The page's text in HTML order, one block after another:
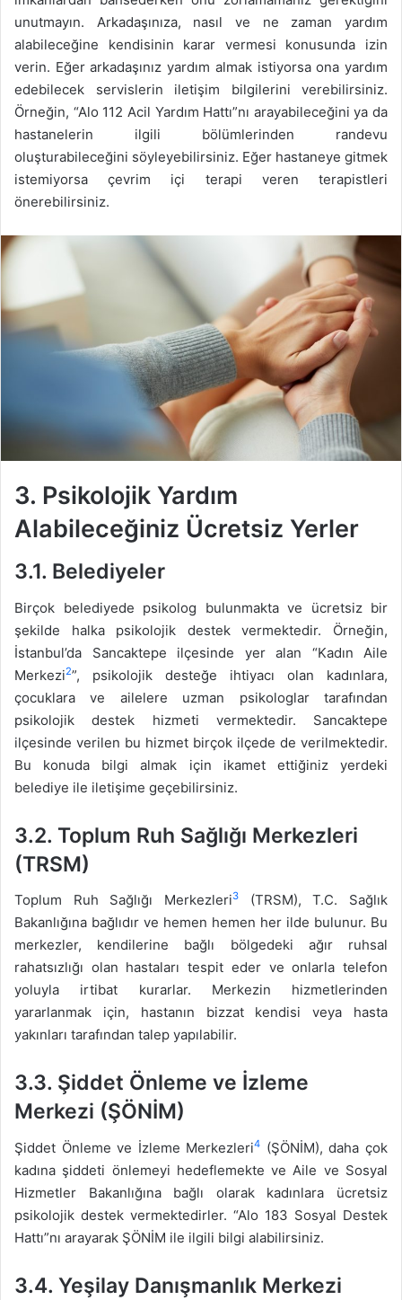
unutmayın. Arkadaşınıza, nasıl ve ne zaman yardım
alabileceğine kendisinin karar vermesi konusunda izin
verin. Eğer arkadaşınız yardım almak istiyorsa ona yardım
edebilecek servislerin iletişim bilgilerini verebilirsiniz.
Örneğin, “Alo 112 Acil Yardım Hattı”nı arayabileceğini ya da
hastanelerin ilgili bölümlerinden randevu
oluşturabileceğini söyleyebilirsiniz. Eğer hastaneye gitmek
istemiyorsa çevrim içi terapi veren terapistleri
önerebilirsiniz.
3. Psikolojik Yardım
Alabileceğiniz Ücretsiz Yerler
3.1. Belediyeler
Birçok belediyede psikolog bulunmakta ve ücretsiz bir
şekilde halka psikolojik destek vermektedir. Örneğin,
İstanbul’da Sancaktepe ilçesinde yer alan “Kadın Aile
Merkezi2”, psikolojik desteğe ihtiyacı olan kadınlara,
çocuklara ve ailelere uzman psikologlar tarafından
psikolojik destek hizmeti vermektedir. Sancaktepe
ilçesinde verilen bu hizmet birçok ilçede de verilmektedir.
Bu konuda bilgi almak için ikamet ettiğiniz yerdeki
belediye ile iletişime geçebilirsiniz.
3.2. Toplum Ruh Sağlığı Merkezleri
(TRSM)
Toplum Ruh Sağlığı Merkezleri3
(TRSM), T.C. Sağlık
Bakanlığına bağlıdır ve hemen hemen her ilde bulunur. Bu
merkezler, kendilerine bağlı bölgedeki ağır ruhsal
rahatsızlığı olan hastaları tespit eder ve onlarla telefon
yoluyla irtibat kurarlar. Merkezin hizmetlerinden
yararlanmak için, hastanın bizzat kendisi veya hasta
yakınları tarafından talep yapılabilir.
3.3. Şiddet Önleme ve İzleme
Merkezi (ŞÖNİM)
Şiddet Önleme ve İzleme Merkezleri4 (ŞÖNİM), daha çok
kadına şiddeti önlemeyi hedeflemekte ve Aile ve Sosyal
Hizmetler Bakanlığına bağlı olarak kadınlara ücretsiz
psikolojik destek vermektedirler. “Alo 183 Sosyal Destek
Hattı”nı arayarak ŞÖNİM ile ilgili bilgi alabilirsiniz.
3.4. Yeşilay Danışmanlık Merkezi